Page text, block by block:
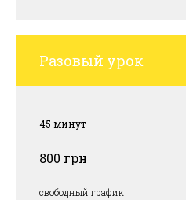
Разовый урок
45 минут
800 грн
свободный график